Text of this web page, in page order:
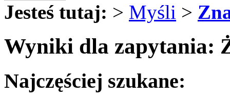
Jesteś tutaj: > Myśli >
Wyniki dla zapytania:
Najczęściej szukane: